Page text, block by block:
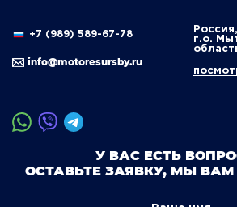
+7 (989) 589-67-78
info@motoresursby.ru
г.о.
У ВАС ЕСТЬ
ОСТАВЬТЕ ЗАЯВКУ, МЫ